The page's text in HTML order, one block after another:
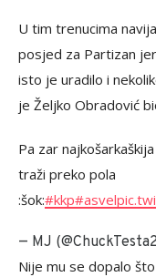
U tim trenucima
posjed za Partizan
isto je uradilo i
je Željko Obradović
Pa zar
traži preko pola
:šok:#kkp#asvel
— MJ
Nije mu se dopalo